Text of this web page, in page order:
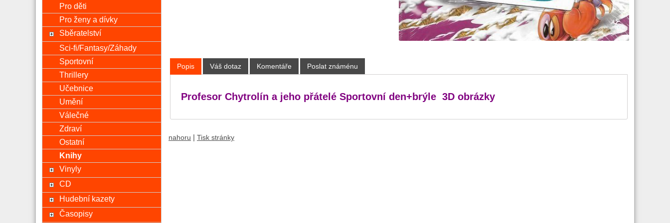
Popis Váš dotaz Komentáře Poslat známénu
Profesor Chytrolín a jeho přátelé Sportovní den+brýle 3D obrázky
nahoru Tisk stránky
Pro děti
Pro ženy a dívky
Sběratelství
Sci-fi/Fantasy/Záhady
Sportovní
Thrillery
Učebnice
Umění
Válečné
Zdraví
Ostatní
Knihy
Vinyly
CD
Hudební kazety
Časopisy